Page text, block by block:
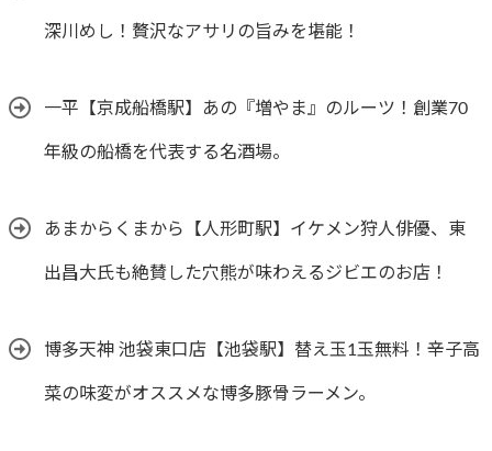
深川めし！贅沢なアサリの旨みを堪能！
一平【京成船橋駅】あの『増やま』のルーツ！創業70
年級の船橋を代表する名酒場。
あまからくまから【人形町駅】イケメン狩人俳優、東
出昌大氏も絶賛した穴熊が味わえるジビエのお店！
博多天神 池袋東口店【池袋駅】替え玉1玉無料！辛子高
菜の味変がオススメな博多豚骨ラーメン。